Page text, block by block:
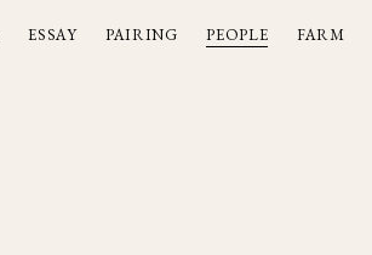
ESSAY PAIRING PEOPLE FARM
ESSAY PAIRING PEOPLE FARM